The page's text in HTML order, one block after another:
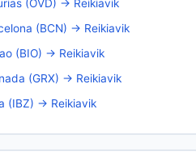
(OVD) → Reikiavik
(BCN) → Reikiavik
(BIO) → Reikiavik
(GRX) → Reikiavik
(IBZ) → Reikiavik